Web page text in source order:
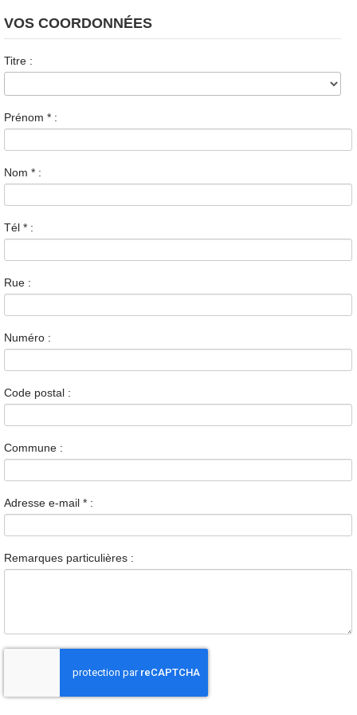
VOS COORDONNÉES
Titre :
Prénom * :
Nom * :
Tél * :
Rue :
Numéro :
Code postal :
Commune :
Adresse e-mail * :
Remarques particulières :